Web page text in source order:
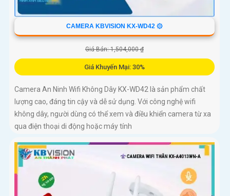
CAMERA KBVISION KX-WD42 ۞
Giá Bán: 1,504,000 ₫
Giá Khuyến Mại: 30%
Camera An Ninh Wifi Không Dây KX-WD42 là sản phẩm chất
lượng cao, đáng tin cậy và dễ sử dụng. Với công nghệ wifi
không dây, người dùng có thể xem và điều khiển camera từ xa
qua điện thoại di động hoặc máy tính